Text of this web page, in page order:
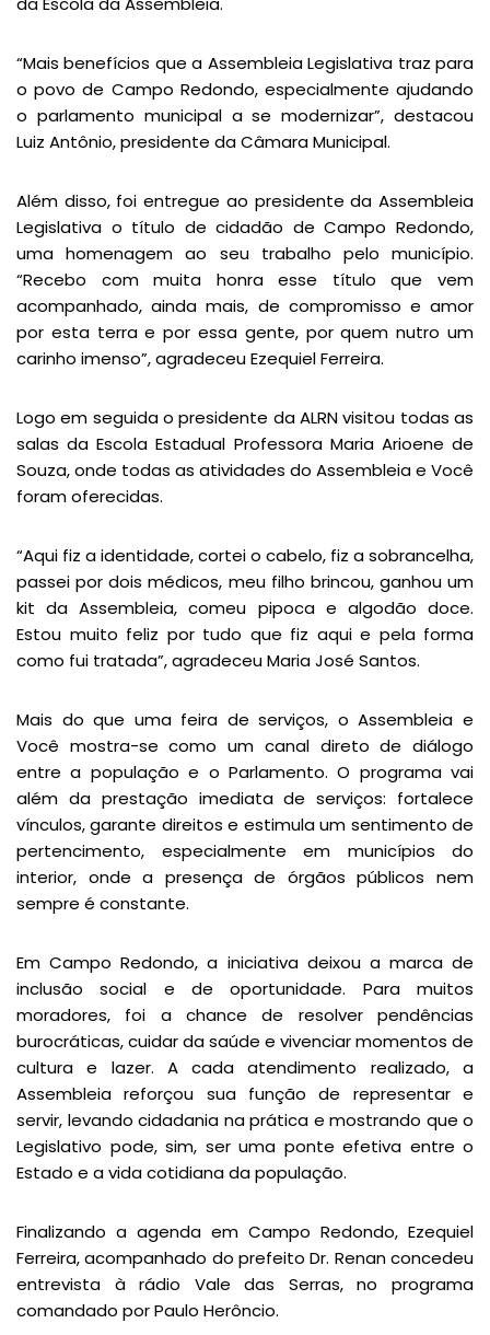
“Mais benefícios que a Assembleia Legislativa traz para
o povo de Campo Redondo, especialmente ajudando
o parlamento municipal a se modernizar”, destacou
Luiz Antônio, presidente da Câmara Municipal.
Além disso, foi entregue ao presidente da Assembleia
Legislativa o título de cidadão de Campo Redondo,
uma homenagem ao seu trabalho pelo município.
“Recebo com muita honra esse título que vem
acompanhado, ainda mais, de compromisso e amor
por esta terra e por essa gente, por quem nutro um
carinho imenso”, agradeceu Ezequiel Ferreira.
Logo em seguida o presidente da ALRN visitou todas as
salas da Escola Estadual Professora Maria Arioene de
Souza, onde todas as atividades do Assembleia e Você
foram oferecidas.
“Aqui fiz a identidade, cortei o cabelo, fiz a sobrancelha,
passei por dois médicos, meu filho brincou, ganhou um
kit da Assembleia, comeu pipoca e algodão doce.
Estou muito feliz por tudo que fiz aqui e pela forma
como fui tratada”, agradeceu Maria José Santos.
Mais do que uma feira de serviços, o Assembleia e
Você mostra-se como um canal direto de diálogo
entre a população e o Parlamento. O programa vai
além da prestação imediata de serviços: fortalece
vínculos, garante direitos e estimula um sentimento de
pertencimento, especialmente em municípios do
interior, onde a presença de órgãos públicos nem
sempre é constante.
Em Campo Redondo, a iniciativa deixou a marca de
inclusão social e de oportunidade. Para muitos
moradores, foi a chance de resolver pendências
burocráticas, cuidar da saúde e vivenciar momentos de
cultura e lazer. A cada atendimento realizado, a
Assembleia reforçou sua função de representar e
servir, levando cidadania na prática e mostrando que o
Legislativo pode, sim, ser uma ponte efetiva entre o
Estado e a vida cotidiana da população.
Finalizando a agenda em Campo Redondo, Ezequiel
Ferreira, acompanhado do prefeito Dr. Renan concedeu
entrevista à rádio Vale das Serras, no programa
comandado por Paulo Herôncio.